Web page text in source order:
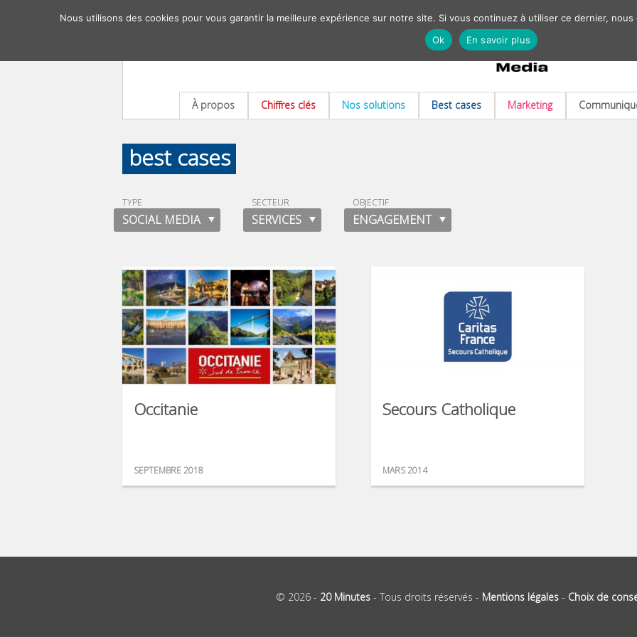
À propos Chiffres clés Nos solutions Best cases Marketing
best cases
TYPE
SOCIAL MEDIA
SECTEUR
SERVICES
OBJECTIF
ENGAGEMENT
Occitanie
SEPTEMBRE 2018
Secours Catholique
MARS 2014
© 2026 - 20 Minutes- Tous droits réservés - Mentions légales- Choix de
Nous utilisons des cookies pour vous garantir la meilleure expérience sur notre site. Si vous continuez à utiliser ce dernier,
Ok
En savoir plus